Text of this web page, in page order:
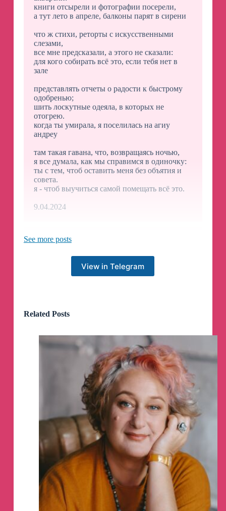
книги отсырели и фотографии посерели,
а тут лето в апреле, балконы парят в сирени
что ж стихи, реторты с искусственными
слезами,
все мне предсказали, а этого не сказали:
для кого собирать всё это, если тебя нет в
зале
представлять отчеты о радости к быстрому
одобренью;
шить лоскутные одеяла, в которых не
отогрею.
когда ты умирала, я поселилась на агиу
андреу
там такая гавана, что, возвращаясь ночью,
я все думала, как мы справимся в одиночку:
ты с тем, чтоб оставить меня без объятия и
совета.
я - чтоб выучиться самой помещать всё это.
9.04.2024
7 апреля - Белград
Билеты: https://verapolozkova.ru/afisha/
20 апреля - Будва
20 апреля - Будва!
Билеты в продаже: https://verapolozkova.ru/
29 марта - Прага
31 марта - Варшава
7 апреля - Белград
20 апреля - Будва
Билеты: https://verapolozkova.ru
оставить тело, словно дом в глуши. куда
страшней остаться без души. ты не любила
погребальный траур: надсадный плач и в
See more posts
View in Telegram
Related Posts